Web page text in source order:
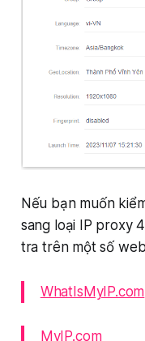
Nếu bạn muốn
sang loại IP proxy
tra trên một số
WhatIsMyIP.com
MyIP.com